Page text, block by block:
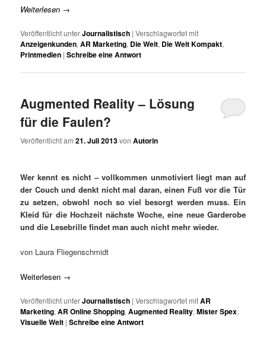
Weiterlesen →
Veröffentlicht unterJournalistisch |Verschlagwortet mit
Anzeigenkunden,AR Marketing, Die Welt, Die Welt Kompakt,
Printmedien |Schreibe eine Antwort
Augmented Reality – Lösung
für die Faulen?
Veröffentlicht am21. Juli 2013vonAutorin
Wer kennt es nicht – vollkommen unmotiviert liegt man auf
der Couch und denkt nicht mal daran, einen Fuß vor die Tür
zu setzen, obwohl noch so viel besorgt werden muss. Ein
Kleid für die Hochzeit nächste Woche, eine neue Garderobe
und die Lesebrille findet man auch nicht mehr wieder.
von Laura Fliegenschmidt
Weiterlesen →
Veröffentlicht unterJournalistisch |Verschlagwortet mitAR
Marketing,AR Online Shopping,Augmented Reality,Mister Spex,
Visuelle Welt |Schreibe eine Antwort